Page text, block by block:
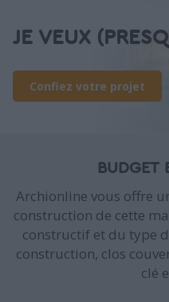
JE VEUX
Confiez votre projet
BUDGET
Archionline vous offre
construction de cette
constructif et du type
construction, clos
clé